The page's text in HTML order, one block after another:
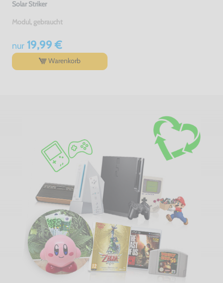
Solar Striker
Modul, gebraucht
nur19,99 €
Warenkorb